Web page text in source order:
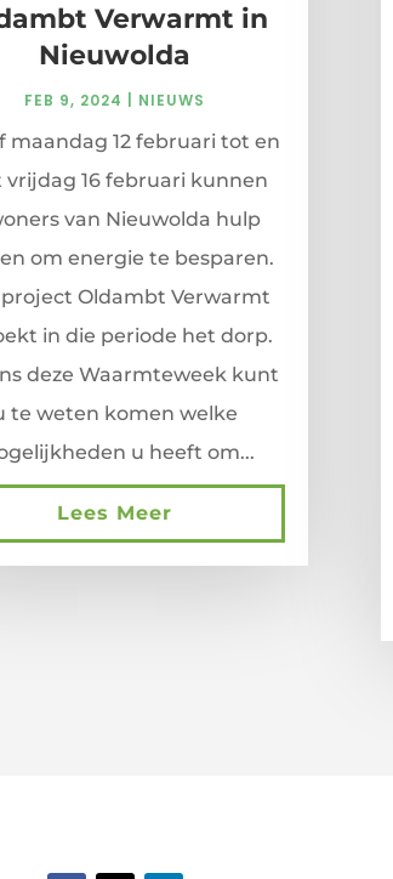
Verwarmt in
Nieuwolda
FEB 9, 2024 NIEUWS
maandag 12 februari tot en
vrijdag 16 februari kunnen
van Nieuwolda hulp
om energie te besparen.
Oldambt Verwarmt
in die periode het dorp.
deze Waarmteweek kunt
te weten komen welke
u heeft om...
Lees Meer